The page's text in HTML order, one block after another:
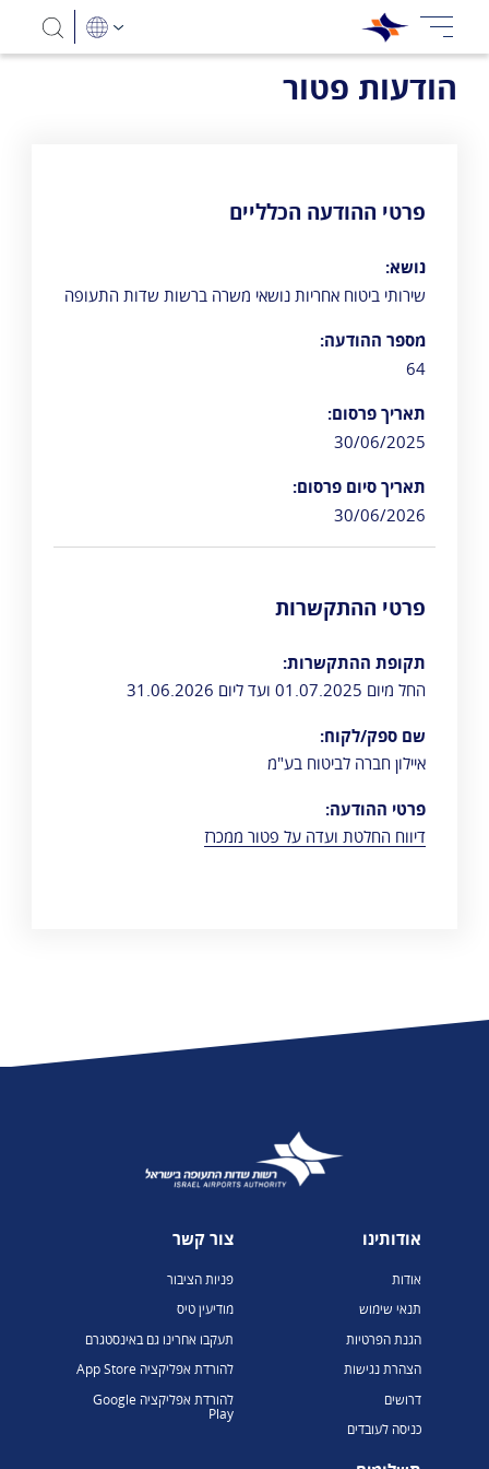
הודעות פטור
פרטי ההודעה הכלליים
נושא:
שירותי ביטוח אחריות נושאי משרה ברשות שדות התעופה
מספר ההודעה:
64
תאריך פרסום:
30/06/2025
תאריך סיום פרסום:
30/06/2026
פרטי ההתקשרות
תקופת ההתקשרות:
החל מיום 01.07.2025 ועד ליום 31.06.2026
שם ספק/לקוח:
איילון חברה לביטוח בע"מ
פרטי ההודעה:
דיווח החלטת ועדה על פטור ממכרז
אודותינו
אודות
תנאי שימוש
הגנת הפרטיות
הצהרת נגישות
דרושים
כניסה לעובדים
צור קשר
פניות הציבור
מודיעין טיס
תעקבו אחרינו גם באינסטגרם
להורדת אפליקציה App Store
להורדת אפליקציה Google
Play